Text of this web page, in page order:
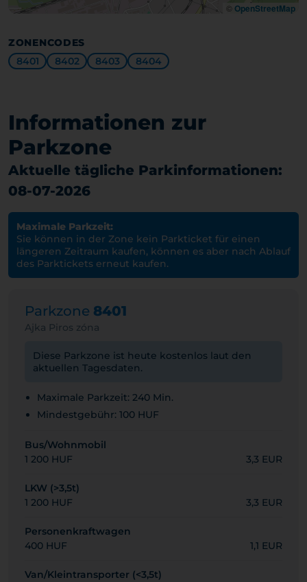
© OpenStreetMap
ZONENCODES
8401
8402 8403 8404
Informationen zur
Parkzone
Aktuelle tägliche Parkinformationen:
08-07-2026
Maximale Parkzeit:
Sie können in der Zone kein Parkticket für einen
längeren Zeitraum kaufen, können es aber nach Ablauf
des Parktickets erneut kaufen.
Parkzone 8401
Ajka Piros zóna
Diese Parkzone ist heute kostenlos laut den
aktuellen Tagesdaten.
Maximale Parkzeit: 240 Min.
Mindestgebühr: 100 HUF
Bus/Wohnmobil
1 200 HUF
3,3 EUR
LKW (>3,5t)
1 200 HUF
3,3 EUR
Personenkraftwagen
400 HUF
1,1 EUR
Van/Kleintransporter (<3,5t)